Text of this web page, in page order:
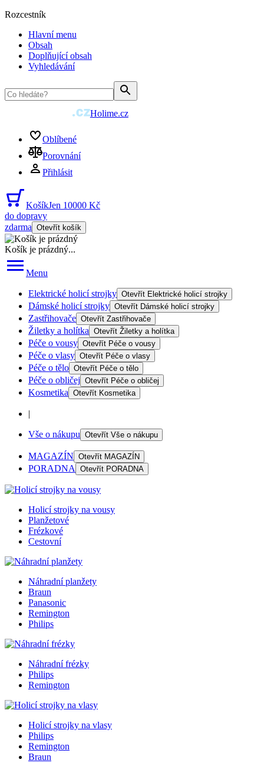
Rozcestník
Hlavní menu
Obsah
Doplňující obsah
Vyhledávání
Holime.cz
Oblíbené
Porovnání
Přihlásit
KošíkJen 10000 Kč
do dopravy
zdarma Otevřít košík
Košík je prázdný...
Menu
Elektrické holicí strojky Otevřít Elektrické holicí strojky
Dámské holicí strojky Otevřít Dámské holicí strojky
Zastřihovače Otevřít Zastřihovače
Žiletky a holítka Otevřít Žiletky a holítka
Péče o vousy Otevřít Péče o vousy
Péče o vlasy Otevřít Péče o vlasy
Péče o tělo Otevřít Péče o tělo
Péče o obličej Otevřít Péče o obličej
Kosmetika Otevřít Kosmetika
|
Vše o nákupu Otevřít Vše o nákupu
MAGAZÍN Otevřít MAGAZÍN
PORADNA Otevřít PORADNA
Holicí strojky na vousy
Planžetové
Frézkové
Cestovní
Náhradní planžety
Braun
Panasonic
Remington
Philips
Náhradní frézky
Philips
Remington
Holicí strojky na vlasy
Philips
Remington
Braun